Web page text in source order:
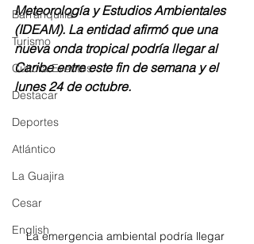
Barranquilla
Turismo
Cultura Eventos
Destacar
Deportes
Atlántico
La Guajira
Cesar
English
Meteorología y Estudios Ambientales
(IDEAM). La entidad afirmó que una
nueva onda tropical podría llegar al
Caribe entre este fin de semana y el
lunes 24 de octubre.
La emergencia ambiental podría llegar